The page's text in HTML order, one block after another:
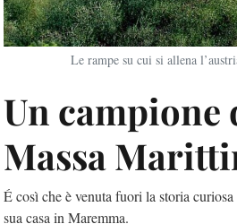
Le rampe su cui si allena
Un campione
Massa
É così che è venuta fuori la storia
sua casa in Maremma.